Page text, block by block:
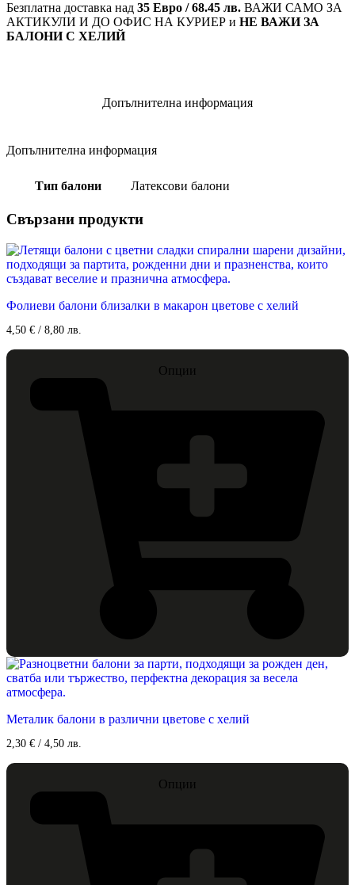
латексови
балони
Очички
Безплатна доставка над 35 Евро / 68.45 лв. ВАЖИ САМО ЗА
АКТИКУЛИ И ДО ОФИС НА КУРИЕР и НЕ ВАЖИ ЗА
БАЛОНИ С ХЕЛИЙ
Допълнителна информация
Допълнителна информация
Тип балони Латексови балони
Свързани продукти
Фолиеви балони близалки в макарон цветове с хелий
4,50 € / 8,80 лв.
Опции
This
product
has
variants.
options
may
chosen
Металик балони в различни цветове с хелий
2,30 € / 4,50 лв.
Опции